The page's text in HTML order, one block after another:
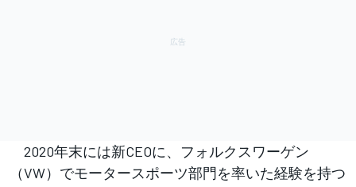
2020年末には新CEOに、フォルクスワーゲン
（VW）でモータースポーツ部門を率いた経験を持つ